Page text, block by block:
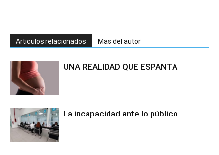
Artículos relacionados Más del autor
UNA REALIDAD QUE ESPANTA
La incapacidad ante lo público